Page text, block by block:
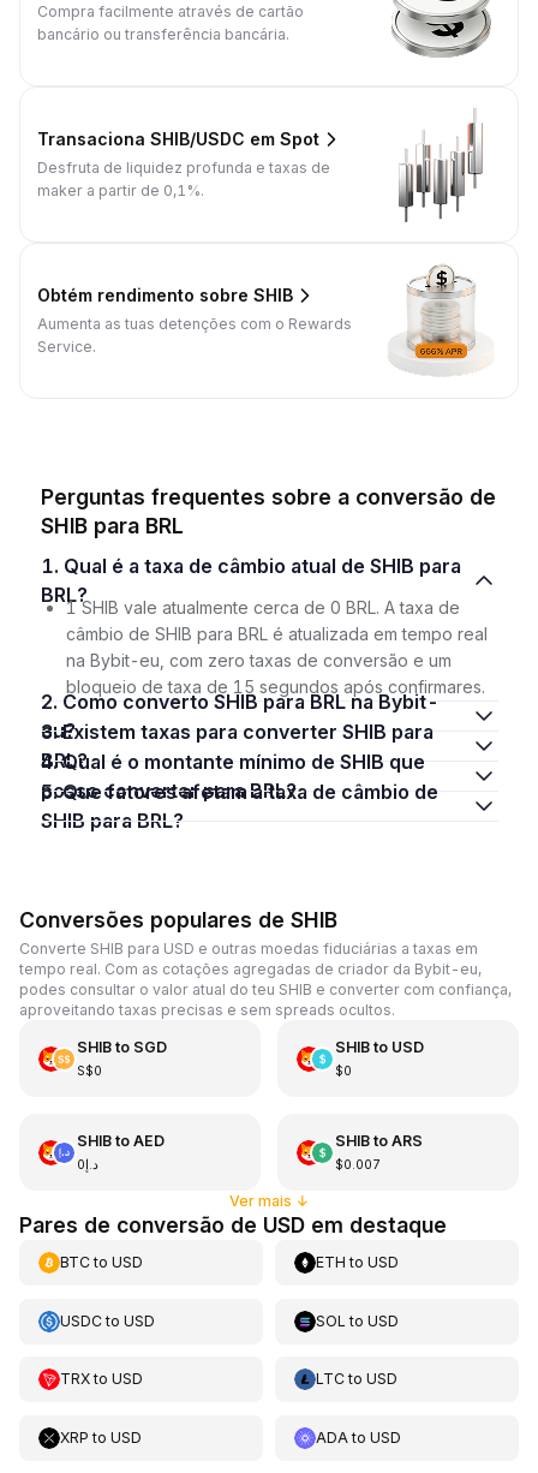
Compra facilmente através de cartão
bancário ou transferência bancária.
Transaciona SHIB/USDC em Spot
Desfruta de liquidez profunda e taxas de
maker a partir de 0,1%.
Obtém rendimento sobre SHIB
Aumenta as tuas detenções com o Rewards
Service.
Perguntas frequentes sobre a conversão de
SHIB para BRL
1. Qual é a taxa de câmbio atual de SHIB para
BRL?
1 SHIB vale atualmente cerca de 0 BRL. A taxa de
câmbio de SHIB para BRL é atualizada em tempo real
na Bybit-eu, com zero taxas de conversão e um
bloqueio de taxa de 15 segundos após confirmares.
2. Como converto SHIB para BRL na Bybit-
eu?
3. Existem taxas para converter SHIB para
BRL?
4. Qual é o montante mínimo de SHIB que
posso converter para BRL?
5. Que fatores afetam a taxa de câmbio de
SHIB para BRL?
Conversões populares de SHIB
Converte SHIB para USD e outras moedas fiduciárias a taxas em
tempo real. Com as cotações agregadas de criador da Bybit-eu,
podes consultar o valor atual do teu SHIB e converter com confiança,
aproveitando taxas precisas e sem spreads ocultos.
SHIBto SGD
S$0
SHIBto USD
$0
SHIBto AED
د.إ0
SHIBto ARS
$0.007
Ver mais ↓
Pares de conversão de USD em destaque
BTCto USD ETH toUSD
USDCto USD SOL toUSD
TRXto USD LTCtoUSD
XRP to USD ADA toUSD